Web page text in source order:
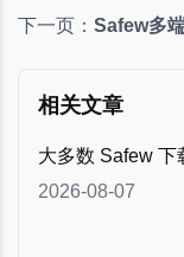
下一页： Safew多
相关文章
大多数 Safew 下
2026-08-07